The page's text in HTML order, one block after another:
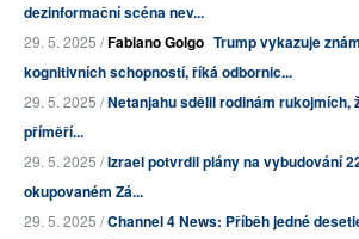
dezinformační scéna nev...
29. 5. 2025 /Fabiano Golgo Trump vykazuje
kognitivních schopností, říká odbornic...
29. 5. 2025 /Netanjahu sdělil rodinám rukojmích,
příměří...
29. 5. 2025 /Izrael potvrdil plány na vybudování
okupovaném Zá...
29. 5. 2025 /Channel 4 News: Příběh jedné